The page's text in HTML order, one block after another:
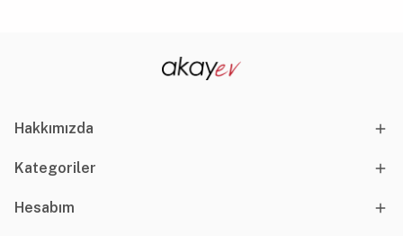
Hakkımızda
Kategoriler
Hesabım